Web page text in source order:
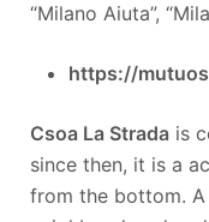
“Milano Aiuta”,
https://
Csoa La Strada is
since then, it is a
from the bottom.